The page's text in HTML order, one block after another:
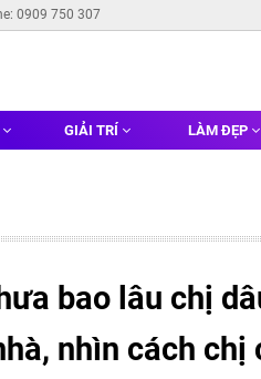
0909 750 307
GIẢI TRÍ LÀM ĐẸP
bao lâu chị
nhìn cách chị